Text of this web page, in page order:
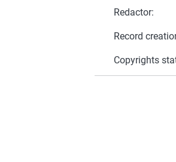
Redactor:
Record
Copyrights